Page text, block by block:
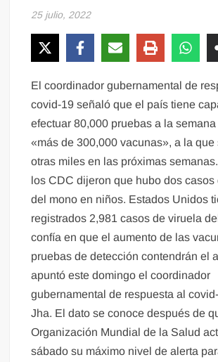
25 julio, 2022
El coordinador gubernamental de
covid-19 señaló que el país tiene
efectuar 80,000 pruebas a la
«más de 300,000 vacunas», a la que
otras miles en las próximas
los CDC dijeron que hubo dos casos
del mono en niños. Estados Unidos
registrados 2,981 casos de viruela
confía en que el aumento de las
pruebas de detección contendrán el
apuntó este domingo el coordinador
gubernamental de respuesta al
Jha. El dato se conoce después de
Organización Mundial de la Salud
sábado su máximo nivel de alerta